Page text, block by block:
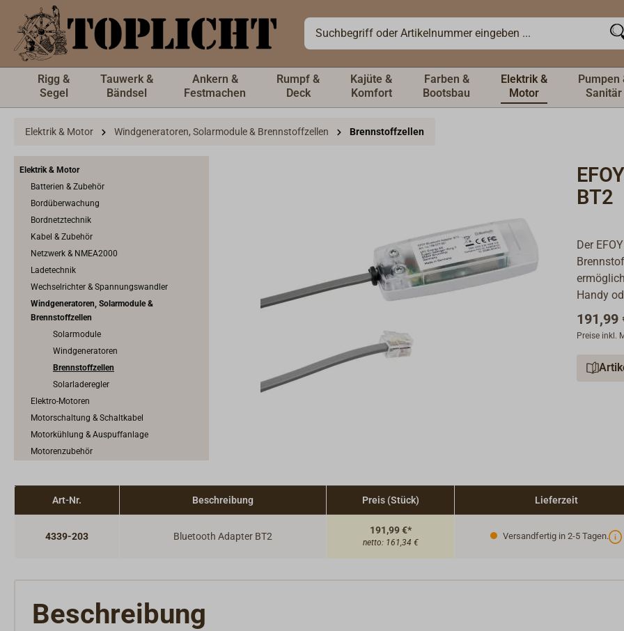
springen
Rigg &
Segel
Tauwerk &
Bändsel
Ankern &
Festmachen
Rumpf &
Deck
Kajüte &
Komfort
Farben &
Bootsbau
Elektrik &
Motor
Pumpen
Sanitär
Elektrik & Motor Windgeneratoren, Solarmodule & Brennstoffzellen Brennstoffzellen
Elektrik & Motor
Batterien & Zubehör
Bordüberwachung
Bordnetztechnik
Kabel & Zubehör
Netzwerk & NMEA2000
Ladetechnik
Wechselrichter & Spannungswandler
Windgeneratoren, Solarmodule &
Brennstoffzellen
Solarmodule
Windgeneratoren
Brennstoffzellen
Solarladeregler
Elektro-Motoren
Motorschaltung & Schaltkabel
Motorkühlung & Auspuffanlage
Motorenzubehör
BT2
Der
Handy
191,99
Preise inkl.
Art-Nr. Beschreibung Preis (Stück) Lieferzeit
4339-203 Bluetooth Adapter BT2
191,99 €*
netto: 161,34 €
Versandfertig in 2-5 Tagen.
Beschreibung